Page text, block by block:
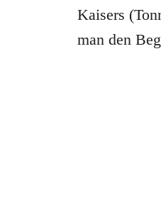
Kaisers
man den